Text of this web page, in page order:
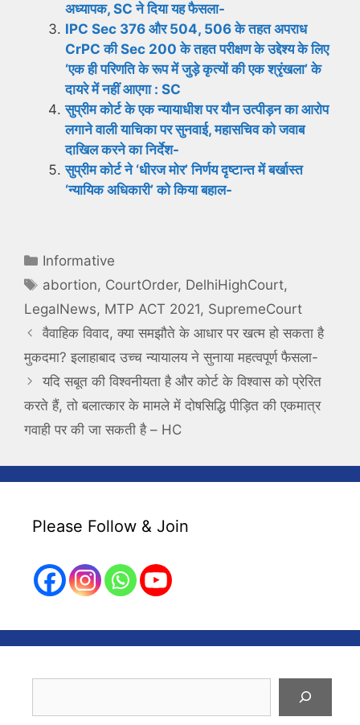
अध्यापक, SC ने दिया यह फैसला-
IPC Sec 376 और 504, 506 के तहत अपराध
CrPC की Sec 200 के तहत परीक्षण के उद्देश्य के लिए
‘एक ही परिणति के रूप में जुड़े कृत्यों की एक श्रृंखला’ के
दायरे में नहीं आएगा : SC
सुप्रीम कोर्ट के एक न्यायाधीश पर यौन उत्पीड़न का आरोप
लगाने वाली याचिका पर सुनवाई, महासचिव को जवाब
दाखिल करने का निर्देश-
सुप्रीम कोर्ट ने ‘धीरज मोर’ निर्णय दृष्टान्त में बर्खास्त
‘न्यायिक अधिकारी’ को किया बहाल-
Categories
Informative
Tags
abortion, CourtOrder, DelhiHighCourt,
LegalNews, MTP ACT 2021, SupremeCourt
वैवाहिक विवाद, क्या समझौते के आधार पर खत्म हो सकता है
मुकदमा? इलाहाबाद उच्च न्यायालय ने सुनाया महत्वपूर्ण फैसला-
यदि सबूत की विश्वनीयता है और कोर्ट के विश्वास को प्रेरित
करते हैं, तो बलात्कार के मामले में दोषसिद्धि पीड़ित की एकमात्र
गवाही पर की जा सकती है – HC
Please Follow & Join